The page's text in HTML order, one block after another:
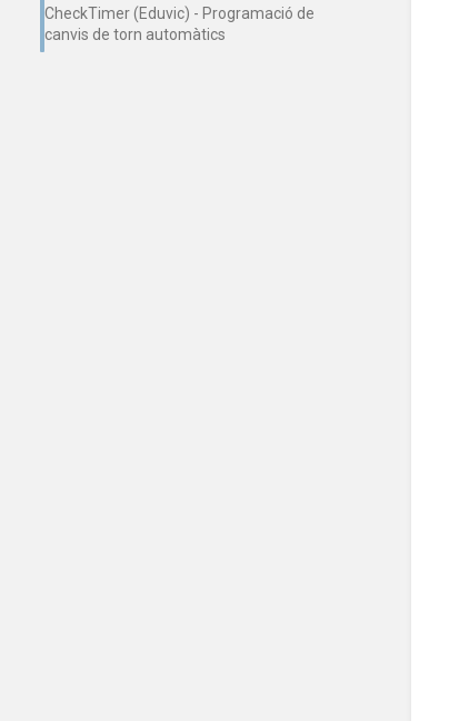
CheckTimer (Eduvic) - Programació de
canvis de torn automàtics